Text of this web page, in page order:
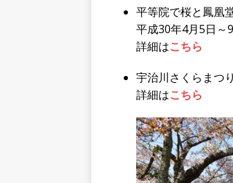
平等院で桜と鳳凰
平成30年4月5日～
詳細はこちら
宇治川さくらまつ
詳細はこちら